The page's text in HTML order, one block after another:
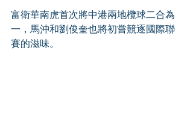
富衛華南虎首次將中港兩地欖球二合為
一，馬沖和劉俊奎也將初嘗競逐國際聯
賽的滋味。